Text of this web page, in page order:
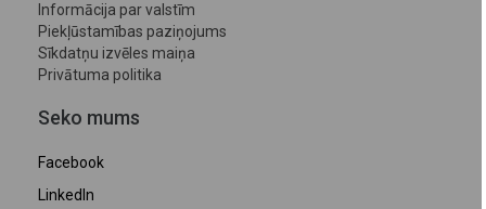
Informācija par valstīm
Piekļūstamības paziņojums
Sīkdatņu izvēles maiņa
Privātuma politika
Seko mums
Facebook
LinkedIn